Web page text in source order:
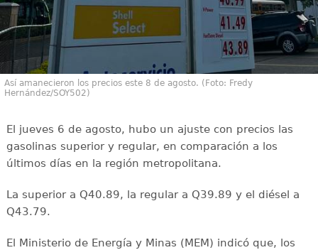
Así amanecieron los precios este 8 de agosto. (Foto: Fredy
Hernández/SOY502)
El jueves 6 de agosto, hubo un ajuste con precios las
gasolinas superior y regular, en comparación a los
últimos días en la región metropolitana.
La superior a Q40.89, la regular a Q39.89 y el diésel a
Q43.79.
El Ministerio de Energía y Minas (MEM) indicó que, los